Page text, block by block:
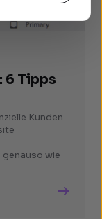
6 Tipps
Kunden
wie